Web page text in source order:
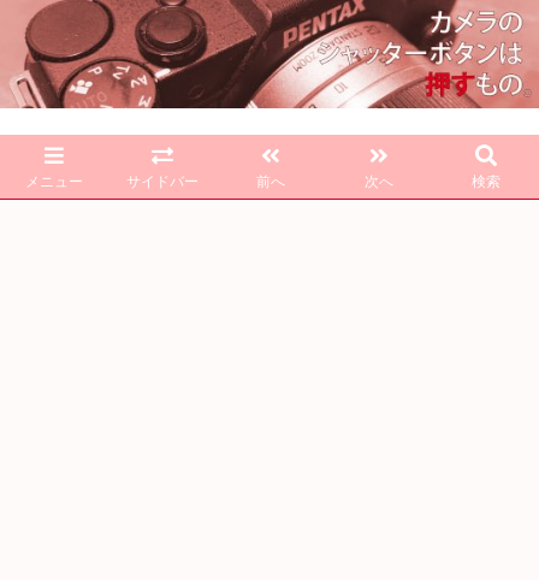
メニュー サイドバー 前へ 次へ 検索